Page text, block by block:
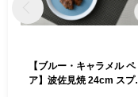
【ブルー・キャラメル ペ
ア】波佐見焼 24cm スプ